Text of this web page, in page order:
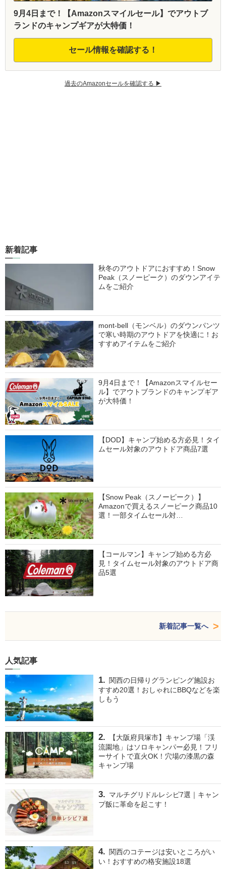
9月4日まで！【Amazonスマイルセール】でアウトブ
ランドのキャンプギアが大特価！
セール情報を確認する！
過去のAmazonセールを確認する ▶︎
新着記事
秋冬のアウトドアにおすすめ！Snow
Peak（スノーピーク）のダウンアイテ
ムをご紹介
mont-bell（モンベル）のダウンパンツ
で寒い時期のアウトドアを快適に！お
すすめアイテムをご紹介
9月4日まで！【Amazonスマイルセー
ル】でアウトブランドのキャンプギア
が大特価！
【DOD】キャンプ始める方必見！タイ
ムセール対象のアウトドア商品7選
【Snow Peak（スノーピーク）】
Amazonで買えるスノーピーク商品10
選！一部タイムセール対…
【コールマン】キャンプ始める方必
見！タイムセール対象のアウトドア商
品5選
新着記事一覧へ
人気記事
関西の日帰りグランピング施設お
すすめ20選！おしゃれにBBQなどを楽
しもう
【大阪府貝塚市】キャンプ場「渓
流園地」はソロキャンパー必見！フリ
ーサイトで直火OK！穴場の漆黒の森
キャンプ場
マルチグリドルレシピ7選｜キャン
プ飯に革命を起こす！
関西のコテージは安いところがい
い！おすすめの格安施設18選